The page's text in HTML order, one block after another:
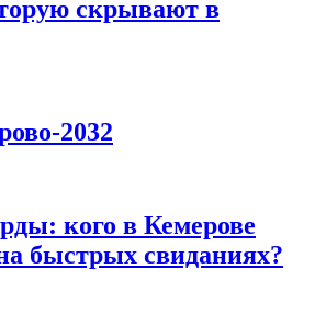
скрывают в
2032
кого в Кемерове
быстрых свиданиях?